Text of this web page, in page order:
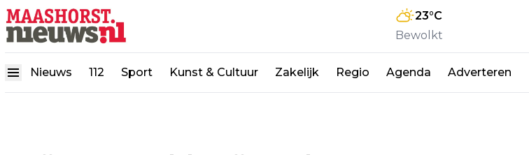
23°C
Bewolkt
Nieuws 112 Sport Kunst & Cultuur Zakelijk Regio Agenda Adverteren